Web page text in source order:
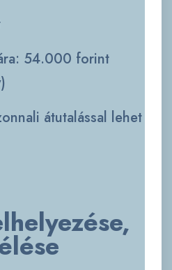
54.000 forint
átutalással lehet